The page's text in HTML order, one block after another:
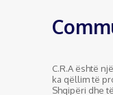
C.R.A është
ka qëllim të
Shqipëri dhe